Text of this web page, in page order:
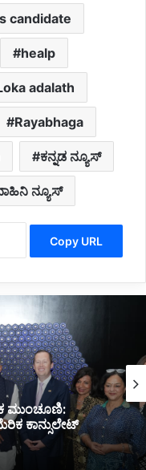
candidate
healp
adalath
Rayabhaga
ಕನ್ನಡ ನ್ಯೂಸ್
ನ್ಯೂಸ್
Copy URL
ಒಪ್ಪದ
ಸಿಎಂ*